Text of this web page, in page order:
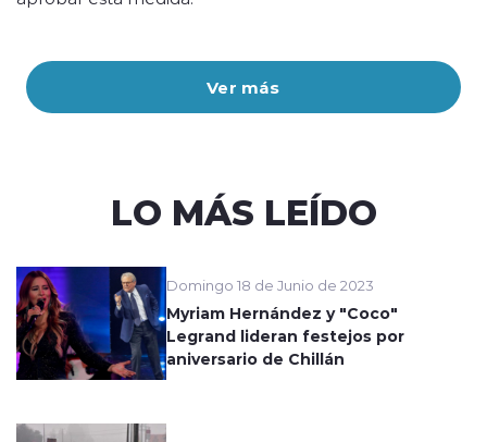
Ver más
LO MÁS LEÍDO
Domingo 18 de Junio de 2023
Myriam Hernández y "Coco"
Legrand lideran festejos por
aniversario de Chillán